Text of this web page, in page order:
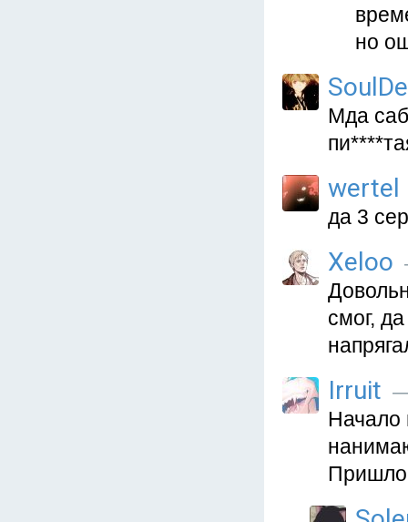
но
Мда
wertel
да 3
Xeloo
смог,
Irruit
Начало